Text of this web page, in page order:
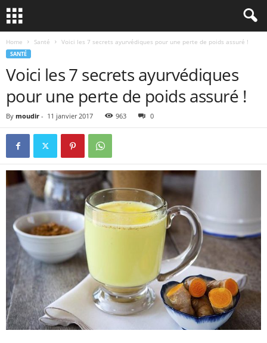
Home Santé Voici les 7 secrets ayurvédiques pour une perte de poids assuré !
SANTÉ
Voici les 7 secrets ayurvédiques
pour une perte de poids assuré !
By moudir - 11 janvier 2017 963 0